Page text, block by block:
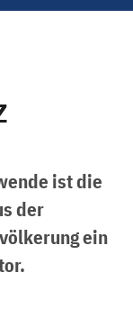
ist die
der
ein